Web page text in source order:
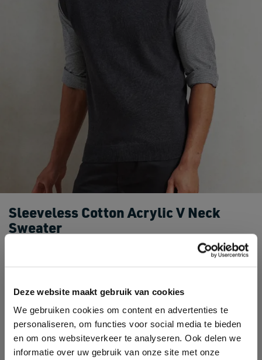
Deze website maakt gebruik van cookies
We gebruiken cookies om content en advertenties te
personaliseren, om functies voor social media te bieden
en om ons websiteverkeer te analyseren. Ook delen we
informatie over uw gebruik van onze site met onze
Sleeveless Cotton Acrylic V Neck
Sweater
Deep ribbed hem.
> More info